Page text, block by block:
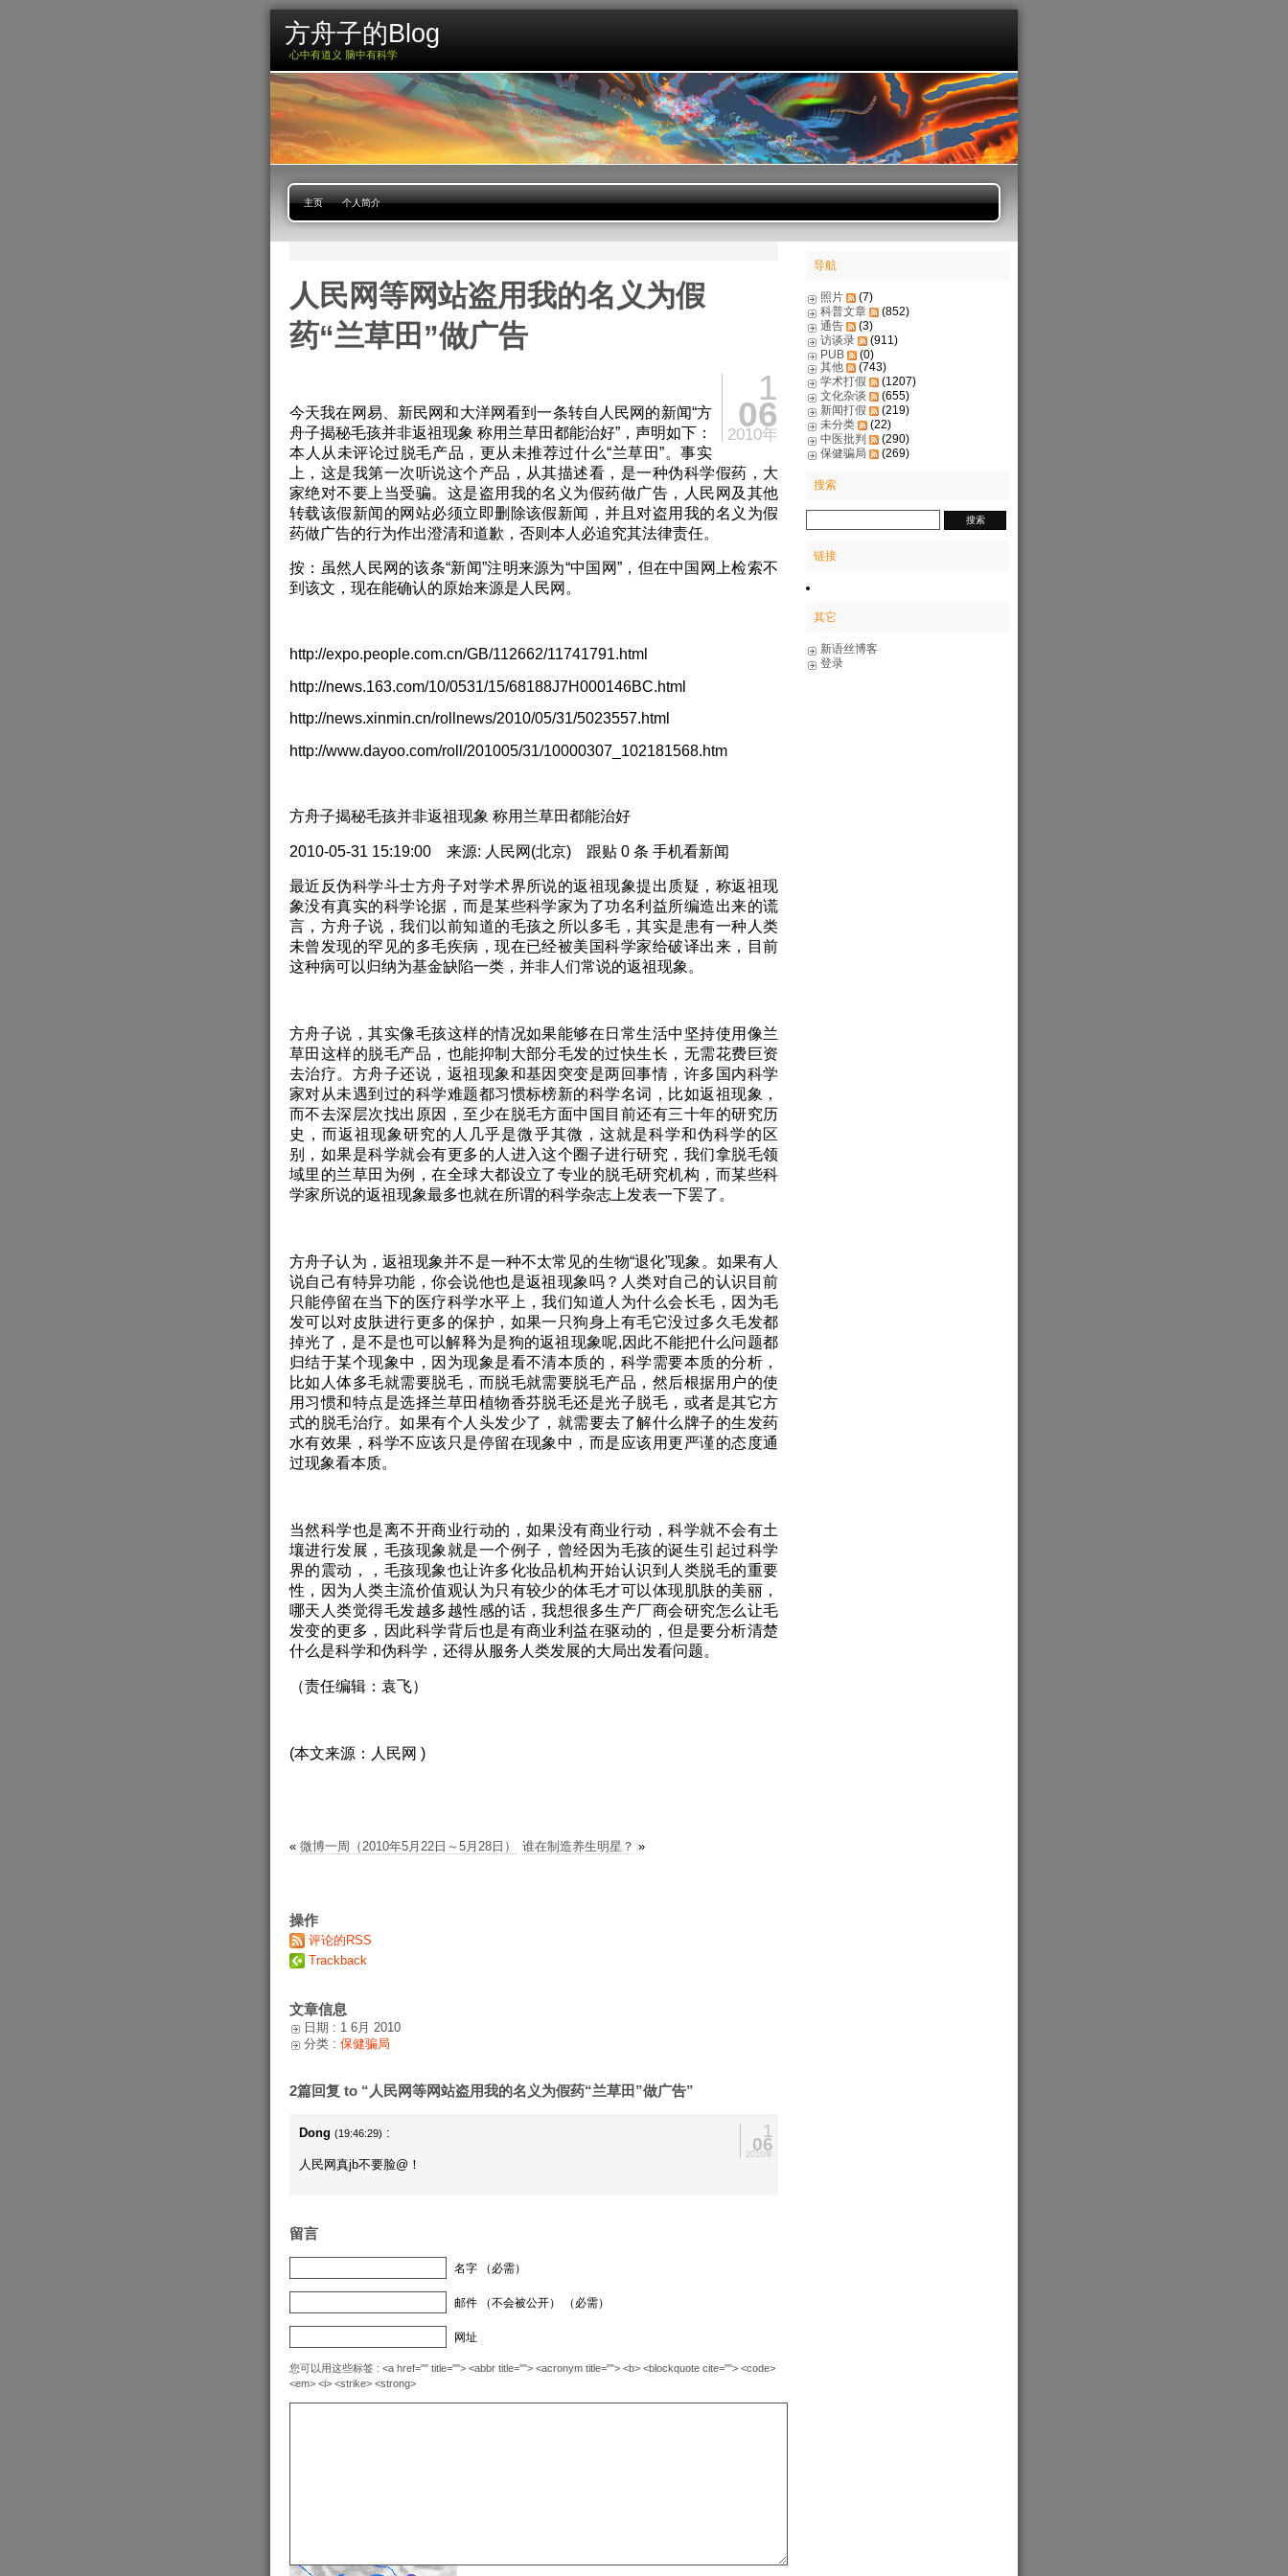
方舟子的Blog
心中有道义 脑中有科学
主页 个人简介
人民网等网站盗用我的名义为假
药“兰草田”做广告
1
06
2010年
今天我在网易、新民网和大洋网看到一条转自人民网的新闻“方
舟子揭秘毛孩并非返祖现象 称用兰草田都能治好”，声明如下：
本人从未评论过脱毛产品，更从未推荐过什么“兰草田”。事实
上，这是我第一次听说这个产品，从其描述看，是一种伪科学假药，大
家绝对不要上当受骗。这是盗用我的名义为假药做广告，人民网及其他
转载该假新闻的网站必须立即删除该假新闻，并且对盗用我的名义为假
药做广告的行为作出澄清和道歉，否则本人必追究其法律责任。
按：虽然人民网的该条“新闻”注明来源为“中国网”，但在中国网上检索不
到该文，现在能确认的原始来源是人民网。
http://expo.people.com.cn/GB/112662/11741791.html
http://news.163.com/10/0531/15/68188J7H000146BC.html
http://news.xinmin.cn/rollnews/2010/05/31/5023557.html
http://www.dayoo.com/roll/201005/31/10000307_102181568.htm
方舟子揭秘毛孩并非返祖现象 称用兰草田都能治好
2010-05-31 15:19:00 来源: 人民网(北京) 跟贴 0 条 手机看新闻
最近反伪科学斗士方舟子对学术界所说的返祖现象提出质疑，称返祖现
象没有真实的科学论据，而是某些科学家为了功名利益所编造出来的谎
言，方舟子说，我们以前知道的毛孩之所以多毛，其实是患有一种人类
未曾发现的罕见的多毛疾病，现在已经被美国科学家给破译出来，目前
这种病可以归纳为基金缺陷一类，并非人们常说的返祖现象。
方舟子说，其实像毛孩这样的情况如果能够在日常生活中坚持使用像兰
草田这样的脱毛产品，也能抑制大部分毛发的过快生长，无需花费巨资
去治疗。方舟子还说，返祖现象和基因突变是两回事情，许多国内科学
家对从未遇到过的科学难题都习惯标榜新的科学名词，比如返祖现象，
而不去深层次找出原因，至少在脱毛方面中国目前还有三十年的研究历
史，而返祖现象研究的人几乎是微乎其微，这就是科学和伪科学的区
别，如果是科学就会有更多的人进入这个圈子进行研究，我们拿脱毛领
域里的兰草田为例，在全球大都设立了专业的脱毛研究机构，而某些科
学家所说的返祖现象最多也就在所谓的科学杂志上发表一下罢了。
方舟子认为，返祖现象并不是一种不太常见的生物“退化”现象。如果有人
说自己有特异功能，你会说他也是返祖现象吗？人类对自己的认识目前
只能停留在当下的医疗科学水平上，我们知道人为什么会长毛，因为毛
发可以对皮肤进行更多的保护，如果一只狗身上有毛它没过多久毛发都
掉光了，是不是也可以解释为是狗的返祖现象呢,因此不能把什么问题都
归结于某个现象中，因为现象是看不清本质的，科学需要本质的分析，
比如人体多毛就需要脱毛，而脱毛就需要脱毛产品，然后根据用户的使
用习惯和特点是选择兰草田植物香芬脱毛还是光子脱毛，或者是其它方
式的脱毛治疗。如果有个人头发少了，就需要去了解什么牌子的生发药
水有效果，科学不应该只是停留在现象中，而是应该用更严谨的态度通
过现象看本质。
当然科学也是离不开商业行动的，如果没有商业行动，科学就不会有土
壤进行发展，毛孩现象就是一个例子，曾经因为毛孩的诞生引起过科学
界的震动，，毛孩现象也让许多化妆品机构开始认识到人类脱毛的重要
性，因为人类主流价值观认为只有较少的体毛才可以体现肌肤的美丽，
哪天人类觉得毛发越多越性感的话，我想很多生产厂商会研究怎么让毛
发变的更多，因此科学背后也是有商业利益在驱动的，但是要分析清楚
什么是科学和伪科学，还得从服务人类发展的大局出发看问题。
（责任编辑：袁飞）
(本文来源：人民网 )
« 微博一周（2010年5月22日～5月28日） 谁在制造养生明星？ »
操作
评论的RSS
Trackback
文章信息
日期 : 1 6月 2010
分类 : 保健骗局
2篇回复 to “人民网等网站盗用我的名义为假药“兰草田”做广告”
1
06
2010年
Dong (19:46:29) :
人民网真jb不要脸@！
留言
名字 （必需）
邮件 （不会被公开） （必需）
网址
您可以用这些标签 : <a href="" title=""> <abbr title=""> <acronym title=""> <b> <blockquote cite=""> <code>
<em> <i> <strike> <strong>
导航
照片
(7)
科普文章
(852)
通告
(3)
访谈录
(911)
PUB
(0)
其他
(743)
学术打假
(1207)
文化杂谈
(655)
新闻打假
(219)
未分类
(22)
中医批判
(290)
保健骗局
(269)
搜索
链接
其它
新语丝博客
登录